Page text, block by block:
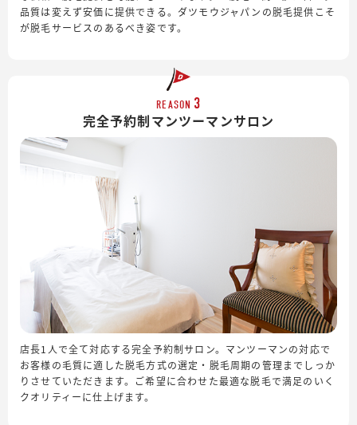
品質は変えず安価に提供できる。ダツモウジャパンの脱毛提供こそ
が脱毛サービスのあるべき姿です。
REASON 3
完全予約制マンツーマンサロン
店長1人で全て対応する完全予約制サロン。マンツーマンの対応で
お客様の毛質に適した脱毛方式の選定・脱毛周期の管理までしっか
りさせていただきます。ご希望に合わせた最適な脱毛で満足のいく
クオリティーに仕上げます。